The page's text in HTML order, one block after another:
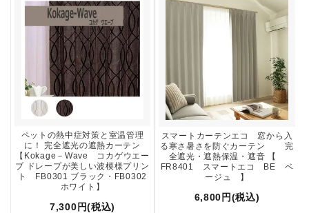
ペットの熱中症対策と室温管理
に！ 完全遮光の遮熱カーテン
【Kokage－Wave コカゲウエー
ブ ドレープが美しい波模様プリン
ト FB0301 ブラック・FB0302
ホワイト】
7,300円(税込)
スマートカーテンエコ 窓から入
る寒さ暑さを防ぐカーテン 完
全遮光・遮熱保温・遮音 【
FR8401 スマートエコ BE ベ
ージュ 】
6,800円(税込)